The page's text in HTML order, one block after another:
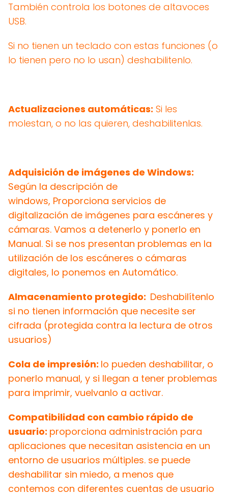
También controla los botones de altavoces
USB.
Si no tienen un teclado con estas funciones (o
lo tienen pero no lo usan) deshabilitenlo.
Actualizaciones automáticas: Si les
molestan, o no las quieren, deshabilitenlas.
Adquisición de imágenes de Windows:
Según la descripción de
windows, Proporciona servicios de
digitalización de imágenes para escáneres y
cámaras. Vamos a detenerlo y ponerlo en
Manual. Si se nos presentan problemas en la
utilización de los escáneres o cámaras
digitales, lo ponemos en Automático.
Almacenamiento protegido: Deshabilítenlo
si no tienen información que necesite ser
cifrada (protegida contra la lectura de otros
usuarios)
Cola de impresión: lo pueden deshabilitar, o
ponerlo manual, y si llegan a tener problemas
para imprimir, vuelvanlo a activar.
Compatibilidad con cambio rápido de
usuario: proporciona administración para
aplicaciones que necesitan asistencia en un
entorno de usuarios múltiples. se puede
deshabilitar sin miedo, a menos que
contemos con diferentes cuentas de usuario